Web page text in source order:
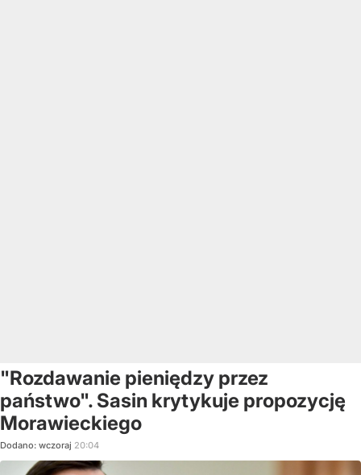
"Rozdawanie pieniędzy przez
państwo". Sasin krytykuje propozycję
Morawieckiego
Dodano: wczoraj 20:04